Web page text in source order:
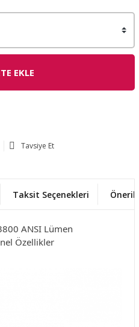
EKLE
Tavsiye Et
Taksit Seçenekleri
ANSI Lümen
Özellikler